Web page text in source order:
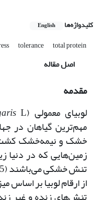
کلیدواژه‌ها English
tolerance total protein
اصل مقاله
مقدمه
لوبیای معمولی (
مهم‌ترین گیاهان در
زمین‌هایی که در دنیا
تنش خشکی می‌باشند (Assefa
از ارقام لوبیا بر